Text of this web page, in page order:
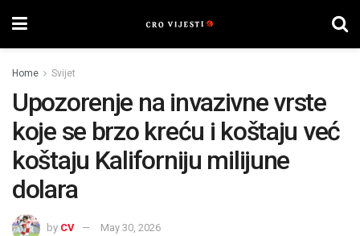
Home Svijet
Upozorenje na invazivne vrste
koje se brzo kreću i koštaju već
koštaju Kaliforniju milijune
dolara
by CV May 30, 2026